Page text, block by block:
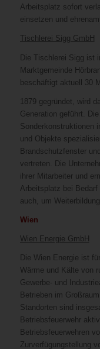
Arbeitsplatz sofort
einsetzen und
Tischlerei Sigg GmbH
Die Tischlerei Sigg ist
Marktgemeinde
beschäftigt aktuell 30
1879 gegründet, wird
Generation geführt.
Sonderkonstruktionen
und Objekte
Brandschutzfenster
vertreten. Die
ihrer Mitarbeiter und
Arbeitsplatz bei
auch, um
Wien
Wien Energie GmbH
Die Wien Energie ist
Wärme und Kälte von
Gewerbe- und
Betrieben im
Standorten sind
Betriebsfeuerwehr
Betriebsfeuerwehren
Zurverfügungstellung